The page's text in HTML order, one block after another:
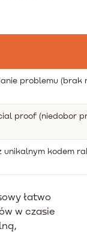
problemu (brak
proof (niedobor
unikalnym kodem
łatwo
w czasie